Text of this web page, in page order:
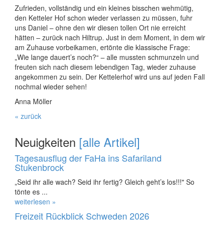
Zufrieden, vollständig und ein kleines bisschen wehmütig,
den Ketteler Hof schon wieder verlassen zu müssen, fuhr
uns Daniel – ohne den wir diesen tollen Ort nie erreicht
hätten – zurück nach Hiltrup. Just in dem Moment, in dem wir
am Zuhause vorbeikamen, ertönte die klassische Frage:
„Wie lange dauert’s noch?“ – alle mussten schmunzeln und
freuten sich nach diesem lebendigen Tag, wieder zuhause
angekommen zu sein. Der Kettelerhof wird uns auf jeden Fall
nochmal wieder sehen!
Anna Möller
« zurück
Neuigkeiten [alle Artikel]
Tagesausflug der FaHa ins Safariland
Stukenbrock
„Seid ihr alle wach? Seid ihr fertig? Gleich geht’s los!!!" So
tönte es ...
weiterlesen »
Freizeit Rückblick Schweden 2026